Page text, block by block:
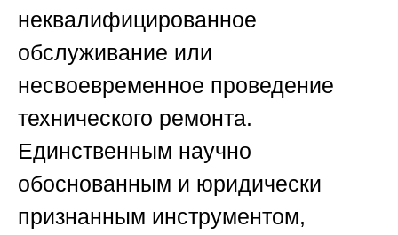
неквалифицированное
обслуживание или
несвоевременное проведение
технического ремонта.
Единственным научно
обоснованным и юридически
признанным инструментом,